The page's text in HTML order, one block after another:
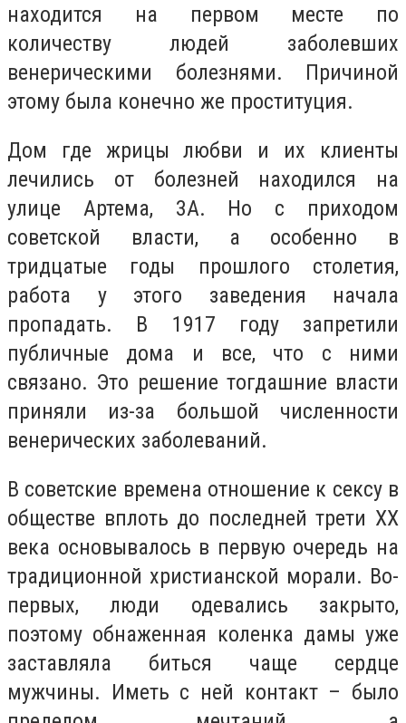
находится на первом месте по
количеству людей заболевших
венерическими болезнями. Причиной
этому была конечно же проституция.
Дом где жрицы любви и их клиенты
лечились от болезней находился на
улице Артема, 3А. Но с приходом
советской власти, а особенно в
тридцатые годы прошлого столетия,
работа у этого заведения начала
пропадать. В 1917 году запретили
публичные дома и все, что с ними
связано. Это решение тогдашние власти
приняли из-за большой численности
венерических заболеваний.
В советские времена отношение к сексу в
обществе вплоть до последней трети XX
века основывалось в первую очередь на
традиционной христианской морали. Во-
первых, люди одевались закрыто,
поэтому обнаженная коленка дамы уже
заставляла биться чаще сердце
мужчины. Иметь с ней контакт – было